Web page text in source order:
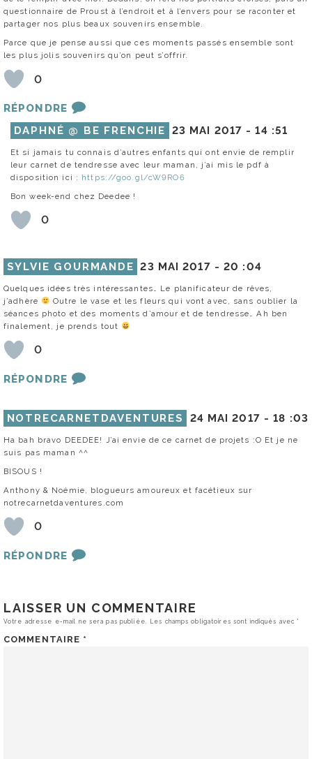
questionnaire de Proust à l’endroit et à l’envers pour se raconter et
partager nos plus beaux souvenirs ensemble.
Parce que je pense aussi que ces moments passés ensemble sont
les plus jolis souvenirs qu’on peut s’offrir.
0
RÉPONDRE
DAPHNÉ @ BE FRENCHIE
23 MAI 2017 -14 :51
Et si jamais tu connais d’autres enfants qui ont envie de remplir
leur carnet de tendresse avec leur maman, j’ai mis le pdf à
disposition ici : https://goo.gl/cW9RO6
Bon week-end chez Deedee !
0
SYLVIE GOURMANDE 23 MAI 2017 -20 :04
Quelques idées très intéressantes… Le planificateur de rêves,
j’adhère
Outre le vase et les fleurs qui vont avec, sans oublier la
séances photo et des moments d’amour et de tendresse… Ah ben
finalement, je prends tout
0
RÉPONDRE
NOTRECARNETDAVENTURES 24 MAI 2017 -18 :03
Ha bah bravo DEEDEE! J’ai envie de ce carnet de projets :O Et je ne
suis pas maman ^^
BISOUS !
Anthony & Noémie, blogueurs amoureux et facétieux sur
notrecarnetdaventures.com
0
RÉPONDRE
LAISSER UN COMMENTAIRE
Votre adresse e-mail ne sera pas publiée. Les champs obligatoires sont indiqués avec*
COMMENTAIRE *